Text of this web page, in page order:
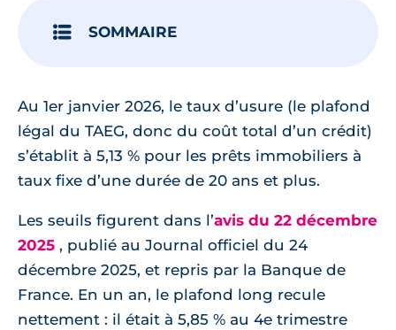
SOMMAIRE
Au 1er janvier 2026, le taux d’usure (le plafond
légal du TAEG, donc du coût total d’un crédit)
s’établit à 5,13 % pour les prêts immobiliers à
taux fixe d’une durée de 20 ans et plus.
Les seuils figurent dans l’avis du 22 décembre
2025 , publié au Journal officiel du 24
décembre 2025, et repris par la Banque de
France. En un an, le plafond long recule
nettement : il était à 5,85 % au 4e trimestre